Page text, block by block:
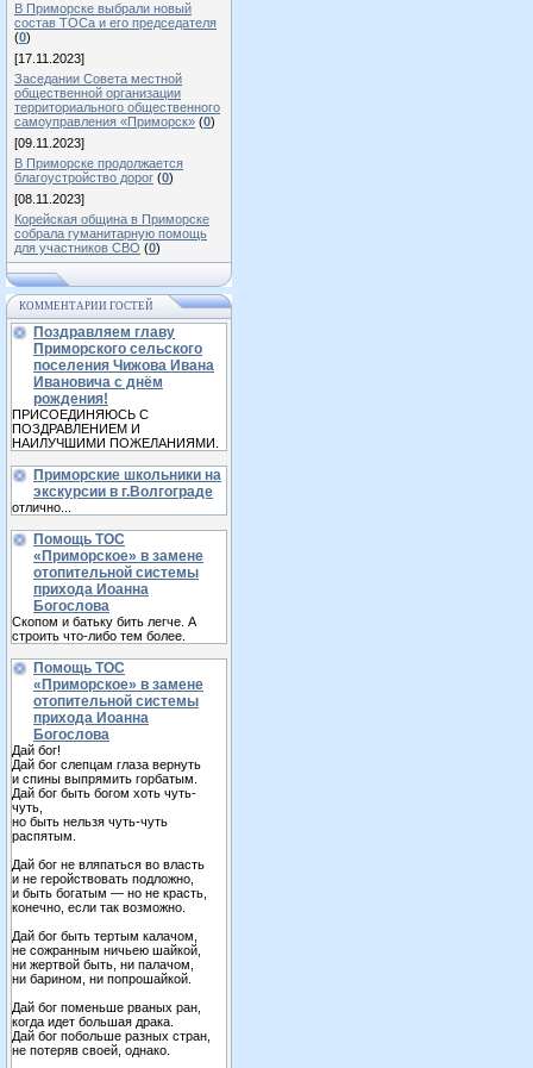
В Приморске выбрали новый
состав ТОСа и его председателя
(0)
[17.11.2023]
Заседании Совета местной
общественной организации
территориального общественного
самоуправления «Приморск» (0)
[09.11.2023]
В Приморске продолжается
благоустройство дорог (0)
[08.11.2023]
Корейская община в Приморске
собрала гуманитарную помощь
для участников СВО (0)
КОММЕНТАРИИ ГОСТЕЙ
Поздравляем главу
Приморского сельского
поселения Чижова Ивана
Ивановича с днём
рождения!
ПРИСОЕДИНЯЮСЬ С
ПОЗДРАВЛЕНИЕМ И
НАИЛУЧШИМИ ПОЖЕЛАНИЯМИ.
Приморские школьники на
экскурсии в г.Волгограде
отлично...
Помощь ТОС
«Приморское» в замене
отопительной системы
прихода Иоанна
Богослова
Скопом и батьку бить легче. А
строить что-либо тем более.
Помощь ТОС
«Приморское» в замене
отопительной системы
прихода Иоанна
Богослова
Дай бог!
Дай бог слепцам глаза вернуть
и спины выпрямить горбатым.
Дай бог быть богом хоть чуть-
чуть,
но быть нельзя чуть-чуть
распятым.
Дай бог не вляпаться во власть
и не геройствовать подложно,
и быть богатым — но не красть,
конечно, если так возможно.
Дай бог быть тертым калачом,
не сожранным ничьею шайкой,
ни жертвой быть, ни палачом,
ни барином, ни попрошайкой.
Дай бог поменьше рваных ран,
когда идет большая драка.
Дай бог побольше разных стран,
не потеряв своей, однако.